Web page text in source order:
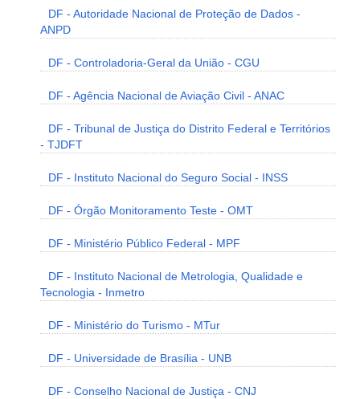
DF - Autoridade Nacional de Proteção de Dados -
ANPD
DF - Controladoria-Geral da União - CGU
DF - Agência Nacional de Aviação Civil - ANAC
DF - Tribunal de Justiça do Distrito Federal e Territórios
- TJDFT
DF - Instituto Nacional do Seguro Social - INSS
DF - Órgão Monitoramento Teste - OMT
DF - Ministério Público Federal - MPF
DF - Instituto Nacional de Metrologia, Qualidade e
Tecnologia - Inmetro
DF - Ministério do Turismo - MTur
DF - Universidade de Brasília - UNB
DF - Conselho Nacional de Justiça - CNJ